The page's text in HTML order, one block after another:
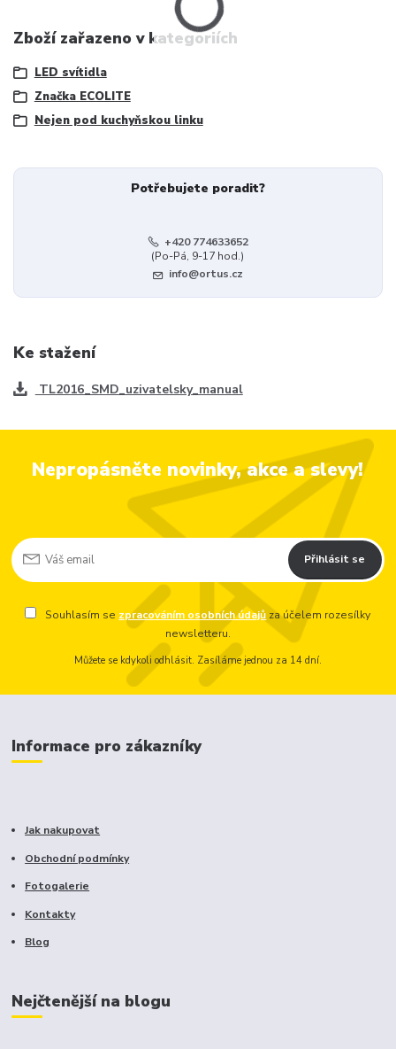
Zboží zařazeno v kategoriích
LED svítidla
Značka ECOLITE
Nejen pod kuchyňskou linku
Potřebujete poradit?
+420 774633652
(Po-Pá, 9-17 hod.)
info@ortus.cz
Ke stažení
TL2016_SMD_uzivatelsky_manual
Nepropásněte novinky, akce a slevy!
Přihlásit se
Souhlasím se zpracováním osobních údajů za účelem rozesílky
newsletteru.
Můžete se kdykoli odhlásit. Zasíláme jednou za 14 dní.
Informace pro zákazníky
Jak nakupovat
Obchodní podmínky
Fotogalerie
Kontakty
Blog
Nejčtenější na blogu